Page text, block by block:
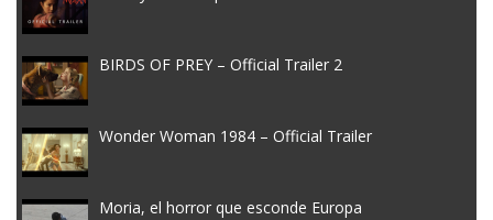
BIRDS OF PREY – Official Trailer 2
Wonder Woman 1984 – Official Trailer
Moria, el horror que esconde Europa